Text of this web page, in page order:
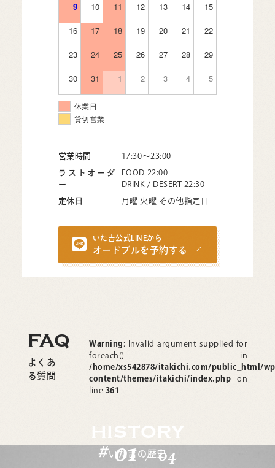
9 10 11 12 13 14 15
16 17 18 19 20 21 22
23 24 25 26 27 28 29
30 31 1 2 3 4 5
休業日
貸切営業
営業時間 17:30〜23:00
ラストオーダ
ー
FOOD 22:00
DRINK / DESERT 22:30
定休日 月曜 火曜 その他指定日
いた吉公式LINEから
オードブルを予約する
FAQ
よくあ
る質問
Warning: Invalid argument supplied for
foreach() in
/home/xs542878/itakichi.com/public_html/
content/themes/itakichi/index.php on
line 361
HISTORY
いた吉の歴史
# 01/04